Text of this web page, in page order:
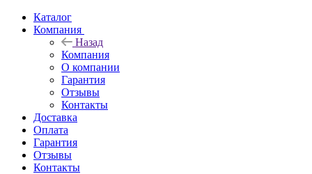
Каталог
Компания
Назад
Компания
О компании
Гарантия
Отзывы
Контакты
Доставка
Оплата
Гарантия
Отзывы
Контакты